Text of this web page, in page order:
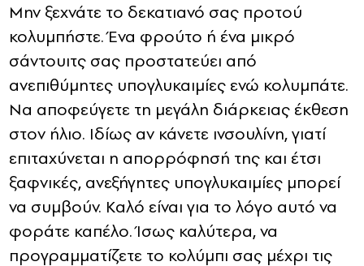
Μην ξεχνάτε το δεκατιανό σας προτού
κολυμπήστε. Ένα φρούτο ή ένα μικρό
σάντουιτς σας προστατεύει από
ανεπιθύμητες υπογλυκαιμίες ενώ κολυμπάτε.
Να αποφεύγετε τη μεγάλη διάρκειας έκθεση
στον ήλιο. Ιδίως αν κάνετε ινσουλίνη, γιατί
επιταχύνεται η απορρόφησή της και έτσι
ξαφνικές, ανεξήγητες υπογλυκαιμίες μπορεί
να συμβούν. Καλό είναι για το λόγο αυτό να
φοράτε καπέλο. Ίσως καλύτερα, να
προγραμματίζετε το κολύμπι σας μέχρι τις